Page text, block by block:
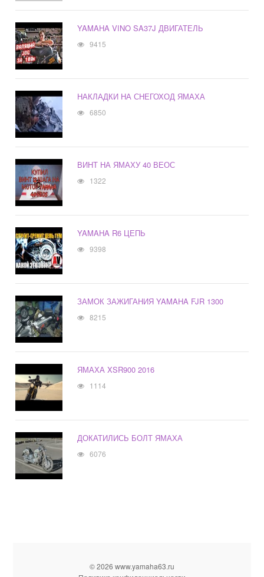
YAMAHA VINO SA37J ДВИГАТЕЛЬ
9415
НАКЛАДКИ НА СНЕГОХОД ЯМАХА
6850
ВИНТ НА ЯМАХУ 40 ВЕОС
1322
YAMAHA R6 ЦЕПЬ
9398
ЗАМОК ЗАЖИГАНИЯ YAMAHA FJR 1300
8215
ЯМАХА XSR900 2016
1114
ДОКАТИЛИСЬ БОЛТ ЯМАХА
6076
© 2026 www.yamaha63.ru